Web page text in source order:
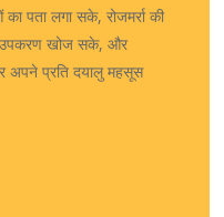
पता लगा सके, रोजमर्रा की
उपकरण खोज सके, और
अपने प्रति दयालु महसूस